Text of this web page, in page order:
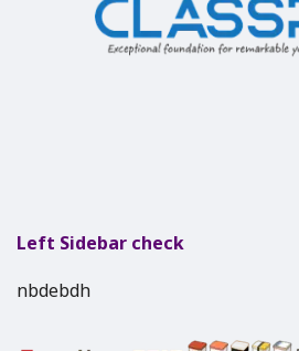
Left Sidebar check
nbdebdh